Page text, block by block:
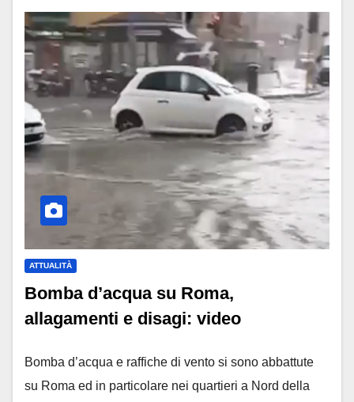
ATTUALITÀ
Bomba d’acqua su Roma,
allagamenti e disagi: video
Bomba d’acqua e raffiche di vento si sono abbattute
su Roma ed in particolare nei quartieri a Nord della